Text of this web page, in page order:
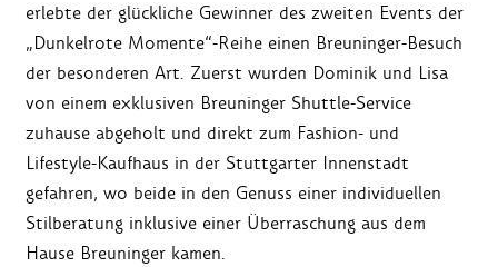
erlebte der glückliche Gewinner des zweiten Events der
„Dunkelrote Momente“-Reihe einen Breuninger-Besuch
der besonderen Art. Zuerst wurden Dominik und Lisa
von einem exklusiven Breuninger Shuttle-Service
zuhause abgeholt und direkt zum Fashion- und
Lifestyle-Kaufhaus in der Stuttgarter Innenstadt
gefahren, wo beide in den Genuss einer individuellen
Stilberatung inklusive einer Überraschung aus dem
Hause Breuninger kamen.